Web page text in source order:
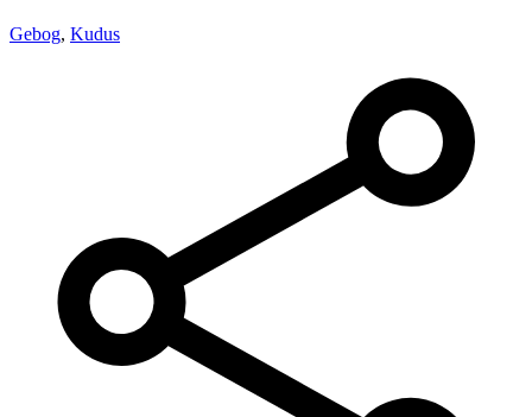
Gebog, Kudus